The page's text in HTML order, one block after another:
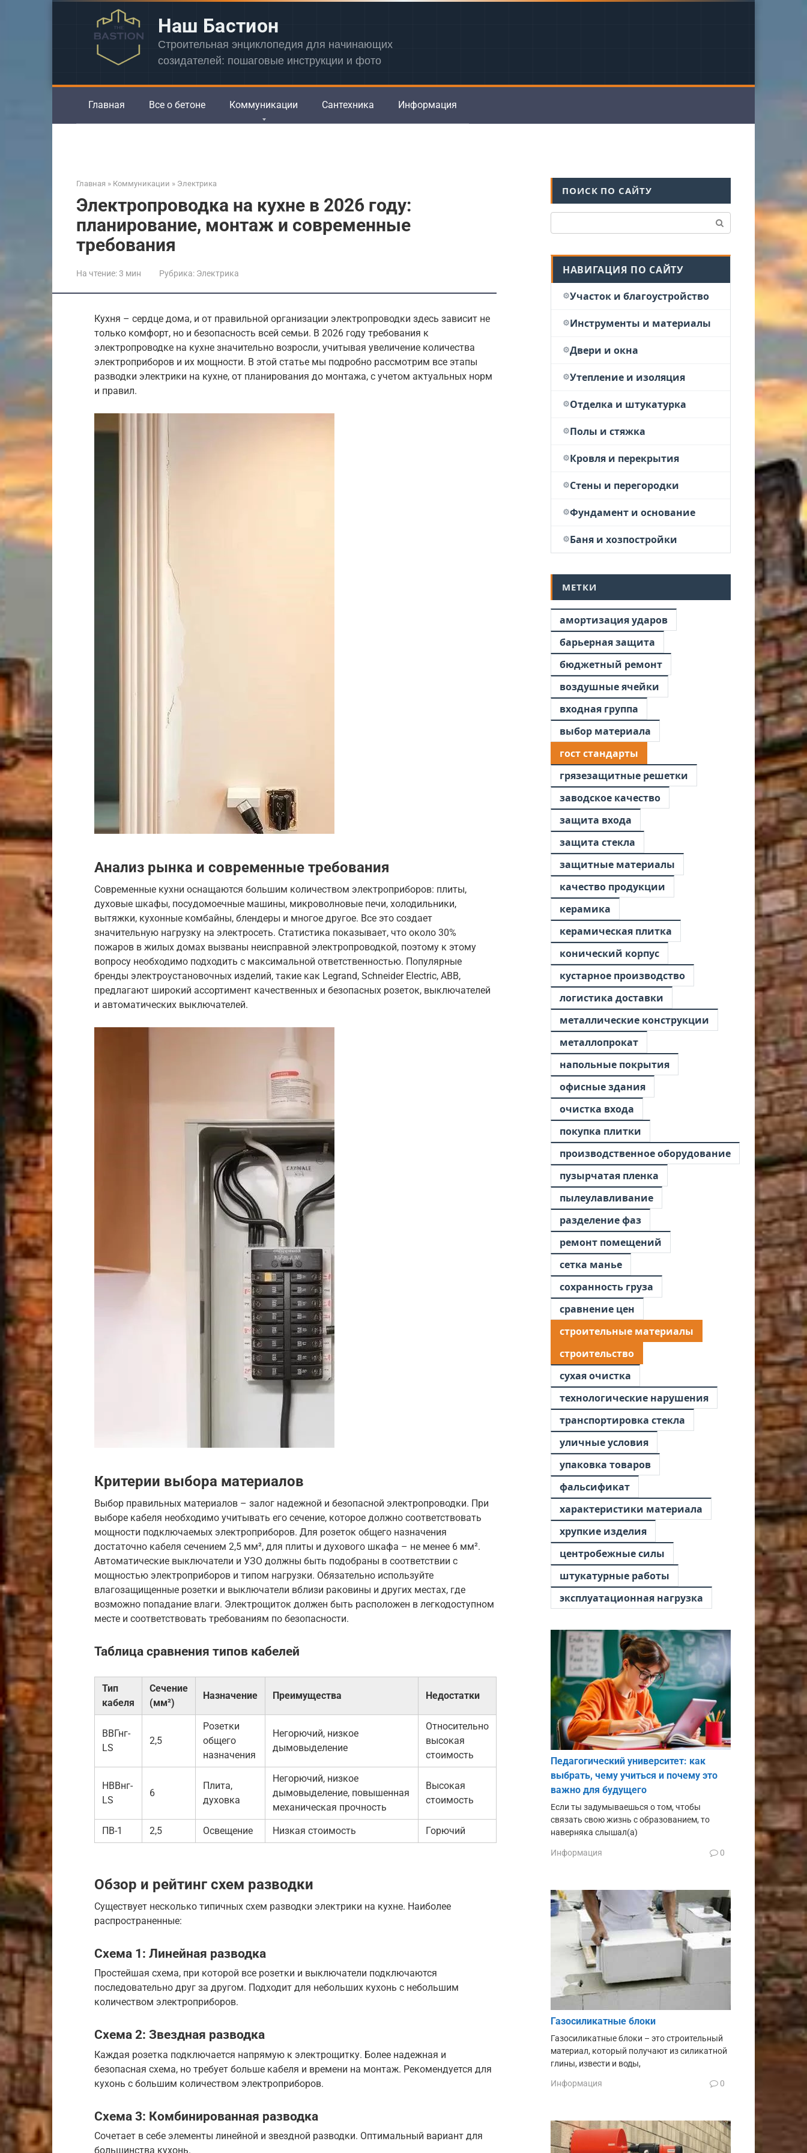
Наш Бастион
Строительная энциклопедия для начинающих
созидателей: пошаговые инструкции и фото
Главная Все о бетоне Коммуникации Сантехника Информация
Главная » Коммуникации » Электрика
Электропроводка на кухне в 2026 году:
планирование, монтаж и современные
требования
На чтение:3 мин Рубрика: Электрика
Кухня – сердце дома, и от правильной организации электропроводки здесь зависит не
только комфорт, но и безопасность всей семьи. В 2026 году требования к
электропроводке на кухне значительно возросли, учитывая увеличение количества
электроприборов и их мощности. В этой статье мы подробно рассмотрим все этапы
разводки электрики на кухне, от планирования до монтажа, с учетом актуальных норм
и правил.
Анализ рынка и современные требования
Современные кухни оснащаются большим количеством электроприборов: плиты,
духовые шкафы, посудомоечные машины, микроволновые печи, холодильники,
вытяжки, кухонные комбайны, блендеры и многое другое. Все это создает
значительную нагрузку на электросеть. Статистика показывает, что около 30%
пожаров в жилых домах вызваны неисправной электропроводкой, поэтому к этому
вопросу необходимо подходить с максимальной ответственностью. Популярные
бренды электроустановочных изделий, такие как Legrand, Schneider Electric, ABB,
предлагают широкий ассортимент качественных и безопасных розеток, выключателей
и автоматических выключателей.
Критерии выбора материалов
Выбор правильных материалов – залог надежной и безопасной электропроводки. При
выборе кабеля необходимо учитывать его сечение, которое должно соответствовать
мощности подключаемых электроприборов. Для розеток общего назначения
достаточно кабеля сечением 2,5 мм², для плиты и духового шкафа – не менее 6 мм².
Автоматические выключатели и УЗО должны быть подобраны в соответствии с
мощностью электроприборов и типом нагрузки. Обязательно используйте
влагозащищенные розетки и выключатели вблизи раковины и других местах, где
возможно попадание влаги. Электрощиток должен быть расположен в легкодоступном
месте и соответствовать требованиям по безопасности.
Таблица сравнения типов кабелей
Тип
кабеля
Сечение
(мм²)
Назначение Преимущества Недостатки
ВВГнг-
LS
2,5
Розетки
общего
назначения
Негорючий, низкое
дымовыделение
Относительно
высокая
стоимость
НВВнг-
LS
6
Плита,
духовка
Негорючий, низкое
дымовыделение, повышенная
механическая прочность
Высокая
стоимость
ПВ-1 2,5 Освещение Низкая стоимость Горючий
Обзор и рейтинг схем разводки
Существует несколько типичных схем разводки электрики на кухне. Наиболее
распространенные:
Схема 1: Линейная разводка
Простейшая схема, при которой все розетки и выключатели подключаются
последовательно друг за другом. Подходит для небольших кухонь с небольшим
количеством электроприборов.
Схема 2: Звездная разводка
Каждая розетка подключается напрямую к электрощитку. Более надежная и
безопасная схема, но требует больше кабеля и времени на монтаж. Рекомендуется для
кухонь с большим количеством электроприборов.
Схема 3: Комбинированная разводка
Сочетает в себе элементы линейной и звездной разводки. Оптимальный вариант для
большинства кухонь.
ПОИСК ПО САЙТУ
НАВИГАЦИЯ ПО САЙТУ
Участок и благоустройство
Инструменты и материалы
Двери и окна
Утепление и изоляция
Отделка и штукатурка
Полы и стяжка
Кровля и перекрытия
Стены и перегородки
Фундамент и основание
Баня и хозпостройки
МЕТКИ
амортизация ударов
барьерная защита
бюджетный ремонт
воздушные ячейки
входная группа
выбор материала
гост стандарты
грязезащитные решетки
заводское качество
защита входа
защита стекла
защитные материалы
качество продукции
керамика
керамическая плитка
конический корпус
кустарное производство
логистика доставки
металлические конструкции
металлопрокат
напольные покрытия
офисные здания
очистка входа
покупка плитки
производственное оборудование
пузырчатая пленка
пылеулавливание
разделение фаз
ремонт помещений
сетка манье
сохранность груза
сравнение цен
строительные материалы
строительство
сухая очистка
технологические нарушения
транспортировка стекла
уличные условия
упаковка товаров
фальсификат
характеристики материала
хрупкие изделия
центробежные силы
штукатурные работы
эксплуатационная нагрузка
Педагогический университет: как
выбрать, чему учиться и почему это
важно для будущего
Если ты задумываешься о том, чтобы
связать свою жизнь с образованием, то
наверняка слышал(а)
Информация 0
Газосиликатные блоки
Газосиликатные блоки – это строительный
материал, который получают из силикатной
глины, извести и воды,
Информация 0